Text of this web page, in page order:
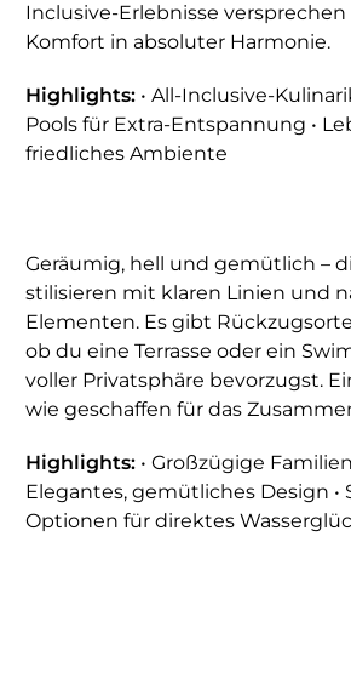
Inclusive-Erlebnisse
Komfort in absoluter Harmonie.
Highlights: • All-Inclusive-
Pools für Extra-Entspannung •
friedliches Ambiente
Geräumig, hell und gemütlich –
stilisieren mit klaren Linien und
Elementen. Es gibt
ob du eine Terrasse oder ein
voller Privatsphäre bevorzugst.
wie geschaffen für das
Highlights: • Großzügige
Elegantes, gemütliches Design •
Optionen für direktes